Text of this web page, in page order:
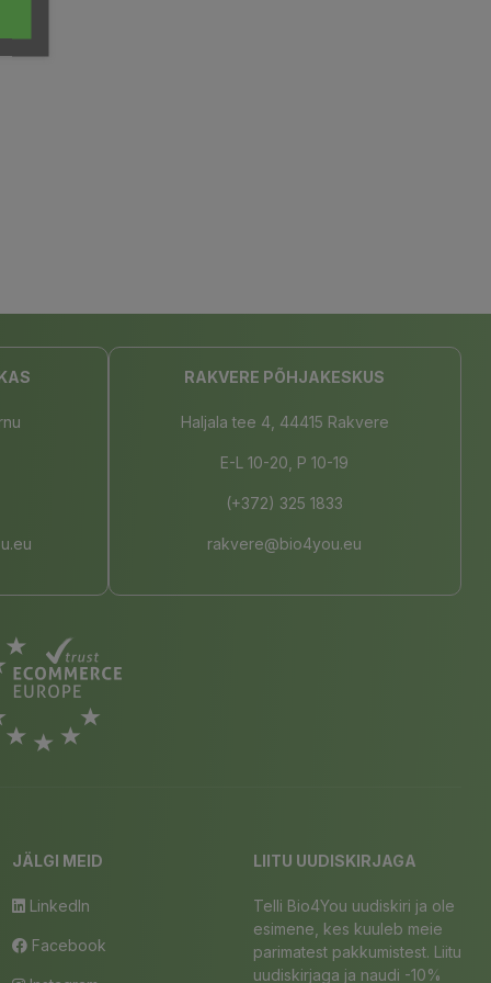
RAKVERE PÕHJAKESKUS
Haljala tee 4, 44415 Rakvere
E-L 10-20, P 10-19
(+372) 325 1833
rakvere@bio4you.eu
JÄLGI MEID
LinkedIn
Facebook
LIITU UUDISKIRJAGA
Telli Bio4You uudiskiri ja ole
esimene, kes kuuleb meie
parimatest pakkumistest. Liitu
uudiskirjaga ja naudi -10%